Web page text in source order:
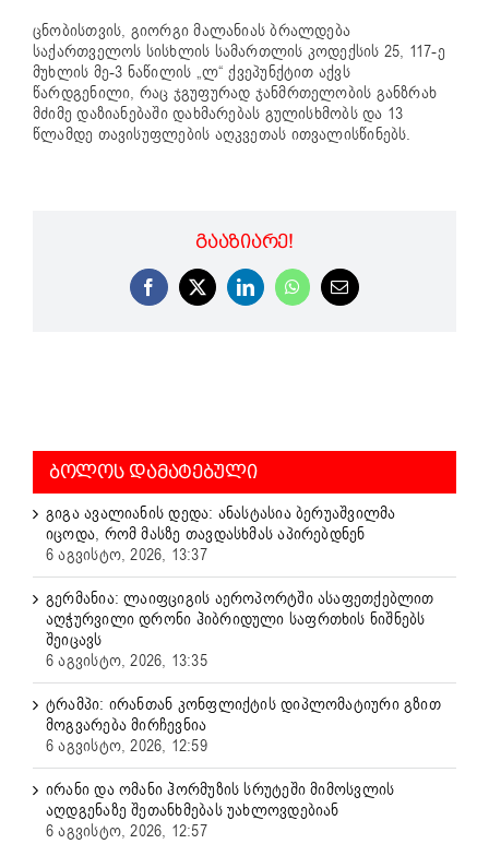
ცნობისთვის, გიორგი მალანიას ბრალდება
საქართველოს სისხლის სამართლის კოდექსის 25, 117-ე
მუხლის მე-3 ნაწილის „ლ“ ქვეპუნქტით აქვს
წარდგენილი, რაც ჯგუფურად ჯანმრთელობის განზრახ
მძიმე დაზიანებაში დახმარებას გულისხმობს და 13
წლამდე თავისუფლების აღკვეთას ითვალისწინებს.
ᲒᲐᲐᲖᲘᲐᲠᲔ!
Facebook
X LinkedInWhatsApp
Email
ᲑᲝᲚᲝᲡ ᲓᲐᲛᲐᲢᲔᲑᲣᲚᲘ
გიგა ავალიანის დედა: ანასტასია ბერუაშვილმა
იცოდა, რომ მასზე თავდასხმას აპირებდნენ
6 აგვისტო, 2026, 13:37
გერმანია: ლაიფციგის აეროპორტში ასაფეთქებლით
აღჭურვილი დრონი ჰიბრიდული საფრთხის ნიშნებს
შეიცავს
6 აგვისტო, 2026, 13:35
ტრამპი: ირანთან კონფლიქტის დიპლომატიური გზით
მოგვარება მირჩევნია
6 აგვისტო, 2026, 12:59
ირანი და ომანი ჰორმუზის სრუტეში მიმოსვლის
აღდგენაზე შეთანხმებას უახლოვდებიან
6 აგვისტო, 2026, 12:57